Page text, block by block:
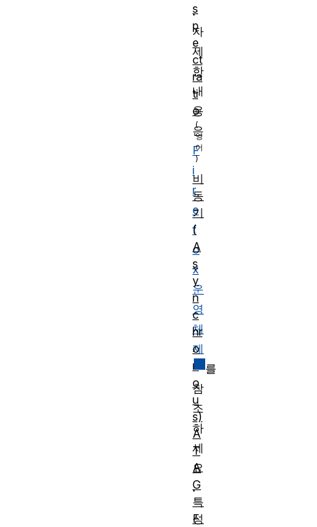
.
자
세
한
내
용
은
F
i
r
e
f
o
x
운
영
체
제
를
참
조
하
세
요
.
F
s
p
e
ct
ra
ti
o
비
동
기
(
A
s
y
n
c
hr
o
n
o
u
s)
A
T
A
G
특
성